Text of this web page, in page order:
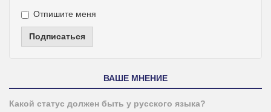
Отпишите меня
Подписаться
ВАШЕ МНЕНИЕ
Какой статус должен быть у русского языка?